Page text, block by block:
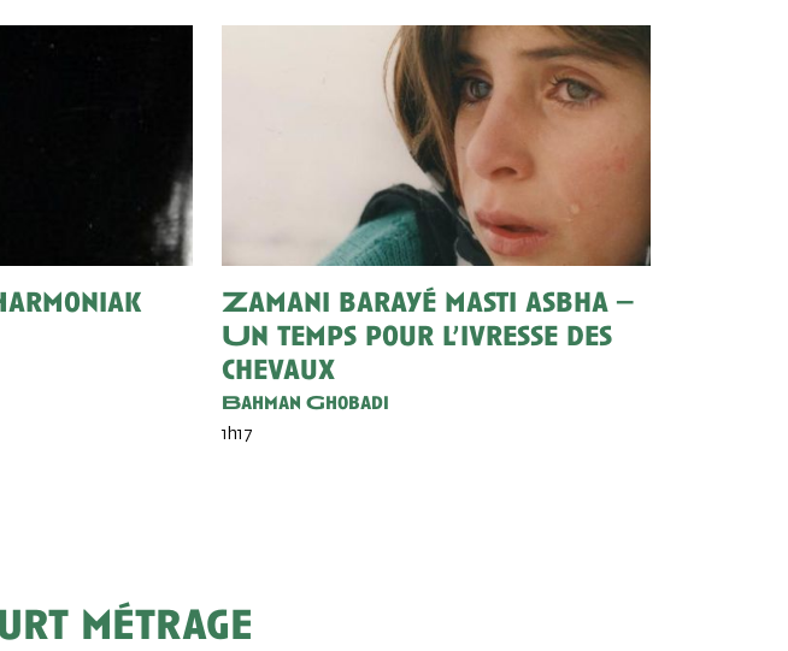
Zamani barayé masti asbha –
Un temps pour l’ivresse des
chevaux
Bahman Ghobadi
1h17
métrage